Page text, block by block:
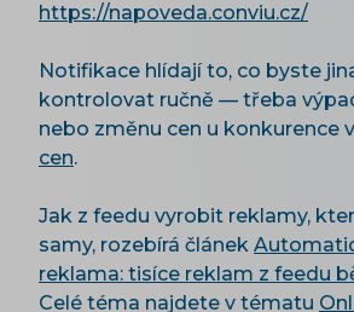
https://napoveda.conviu.cz/
Notifikace hlídají to, co byste
kontrolovat ručně — třeba
nebo změnu cen u konkurence v
cen.
Jak z feedu vyrobit reklamy,
samy, rozebírá článek
reklama: tisíce reklam z feedu
Celé téma najdete v tématu